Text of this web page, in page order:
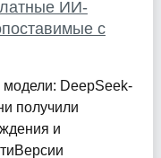
ИИ-
с
DeepSeek-
получили
и